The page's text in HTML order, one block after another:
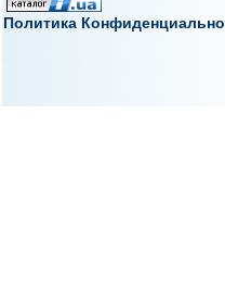
Политика